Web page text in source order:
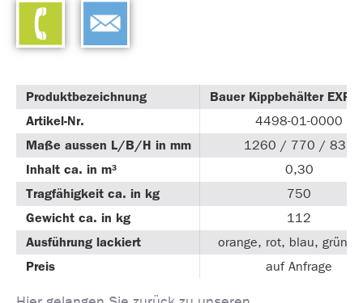
Produktbezeichnung
Bauer Kippbehälter
Artikel-Nr.
4498-01-0000
Maße aussen L/B/H in mm
1260 / 770 / 835
Inhalt ca. in m³
0,30
Tragfähigkeit ca. in kg
750
Gewicht ca. in kg
112
Ausführung lackiert
orange, rot, blau, grün,
Preis
auf Anfrage